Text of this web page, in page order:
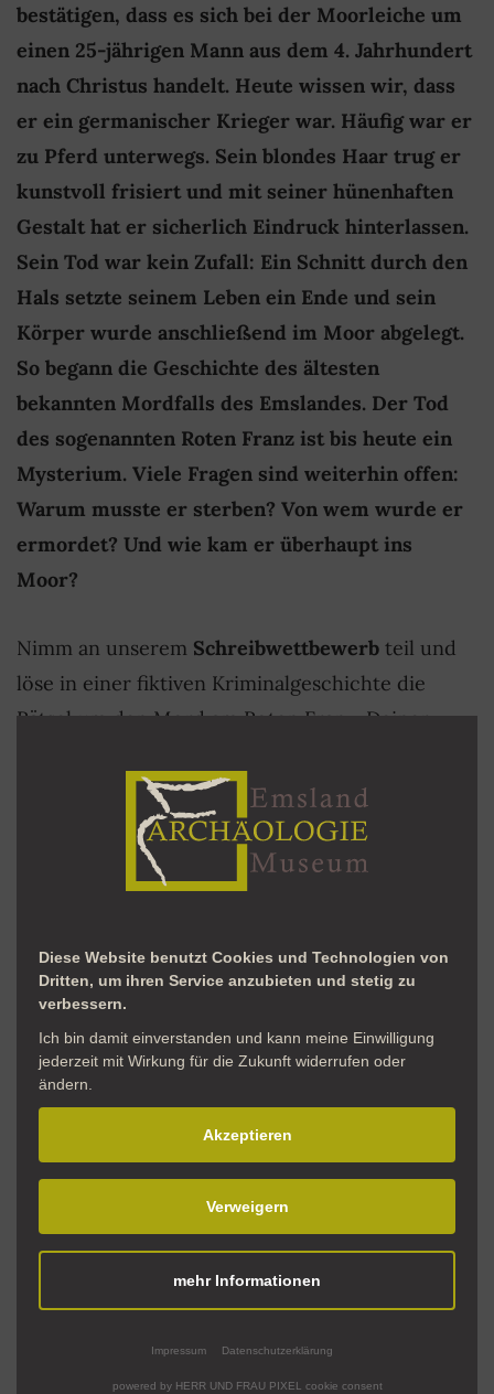
bestätigen, dass es sich bei der Moorleiche um
einen 25-jährigen Mann aus dem 4. Jahrhundert
nach Christus handelt. Heute wissen wir, dass
er ein germanischer Krieger war. Häufig war er
zu Pferd unterwegs. Sein blondes Haar trug er
kunstvoll frisiert und mit seiner hünenhaften
Gestalt hat er sicherlich Eindruck hinterlassen.
Sein Tod war kein Zufall: Ein Schnitt durch den
Hals setzte seinem Leben ein Ende und sein
Körper wurde anschließend im Moor abgelegt.
So begann die Geschichte des ältesten
bekannten Mordfalls des Emslandes. Der Tod
des sogenannten Roten Franz ist bis heute ein
Mysterium. Viele Fragen sind weiterhin offen:
Warum musste er sterben? Von wem wurde er
ermordet? Und wie kam er überhaupt ins
Moor?
Nimm an unserem Schreibwettbewerb teil und
löse in einer fiktiven Kriminalgeschichte die
Rätsel um den Mord am Roten Franz. Deiner
können alle Privatpersonen zwischen
. Die Geschichten können per E-Mail
info@archaeologie-emsland.demit dem
Roter Franzeingereicht werden.
8.000 Zeichen mit Leerzeichen.
Einsendeschluss ist der30. November 2026. Am
Dienstag, den12. Januar 2027, um 17 Uhrfindet
die Preisverleihung im Emsland Archäologie
Weitere Infos findest duhier.
Diese Website benutzt Cookies und Technologien von
Dritten, um ihren Service anzubieten und stetig zu
verbessern.
Ich bin damit einverstanden und kann meine Einwilligung
jederzeit mit Wirkung für die Zukunft widerrufen oder
ändern.
Akzeptieren
Verweigern
mehr Informationen
Impressum Datenschutzerklärung
powered by HERR UND FRAU PIXEL cookie consent